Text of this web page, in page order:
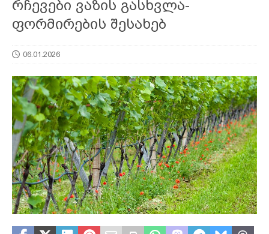
რჩევები ვაზის გასხვლა-
ფორმირების შესახებ
06.01.2026